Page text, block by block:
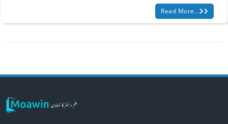
Read More...